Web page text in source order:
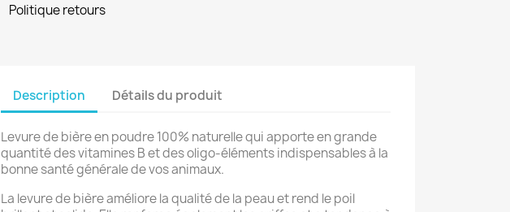
Politique retours
Description Détails du produit
Levure de bière en poudre 100% naturelle qui apporte en grande
quantité des vitamines B et des oligo-éléments indispensables à la
bonne santé générale de vos animaux.
La levure de bière améliore la qualité de la peau et rend le poil